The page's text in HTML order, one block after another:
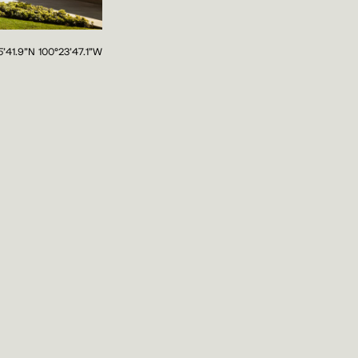
100°23'47.1"W